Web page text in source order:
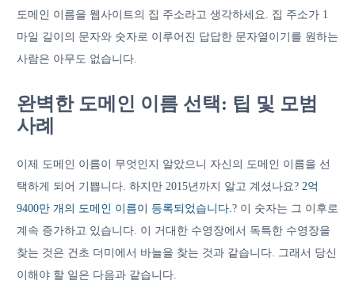
도메인 이름을 웹사이트의 집 주소라고 생각하세요. 집 주소가 1
마일 길이의 문자와 숫자로 이루어진 답답한 문자열이기를 원하는
사람은 아무도 없습니다.
완벽한 도메인 이름 선택: 팁 및 모범
사례
이제 도메인 이름이 무엇인지 알았으니 자신의 도메인 이름을 선
택하게 되어 기쁩니다. 하지만 2015년까지 알고 계셨나요? 2억
9400만 ​​개의 도메인 이름이 등록되었습니다.? 이 숫자는 그 이후로
계속 증가하고 있습니다. 이 거대한 수영장에서 독특한 수영장을
찾는 것은 건초 더미에서 바늘을 찾는 것과 같습니다. 그래서 당신
이해야 할 일은 다음과 같습니다.